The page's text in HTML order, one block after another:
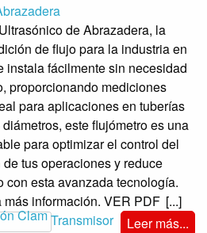
de Abrazadera, la
de flujo para la industria en
instala fácilmente sin necesidad
proporcionando mediciones
para aplicaciones en tuberías
este flujómetro es una
para optimizar el control del
tus operaciones y reduce
con esta avanzada tecnología.
información. VER PDF [...]
Leer más...
Transmisor